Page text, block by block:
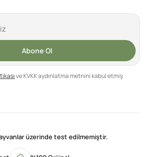
Abone Ol
ve KVKK aydınlatma metnini kabul etmiş
üzerinde test edilmemiştir.